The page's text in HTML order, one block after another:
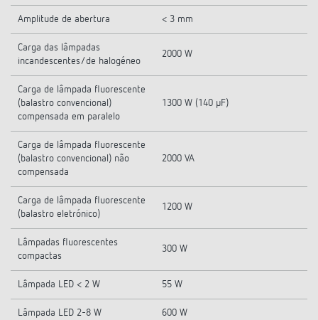
Amplitude de abertura < 3 mm
Carga das lâmpadas
incandescentes/de halogéneo
2000 W
Carga de lâmpada fluorescente
(balastro convencional)
compensada em paralelo
1300 W (140 µF)
Carga de lâmpada fluorescente
(balastro convencional) não
compensada
2000 VA
Carga de lâmpada fluorescente
(balastro eletrónico)
1200 W
Lâmpadas fluorescentes
compactas
300 W
Lâmpada LED < 2 W 55 W
Lâmpada LED 2-8 W 600 W